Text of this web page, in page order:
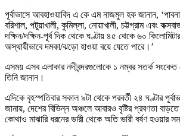
পূর্বাভাসে আবহাওয়াবিদ এ কে এম নাজমুল হক জানান,
বরিশাল, পটুয়াখালী, কুমিল্লা, নোয়াখালী, চট্টগ্রাম এবং
দক্ষিন/দক্ষিন-পূর্ব দিক থেকে ঘণ্টায় ৪৫ থেকে ৬০ কিলোমিটার
অস্থায়ীভাবে দমকা/ঝড়ো হাওয়া বয়ে যেতে পারে।’
এসময় এসব এলাকার নদীবন্দরগুলোকে ১ নম্বর সতর্ক সংকেত
তিনি জানান।
এদিকে বৃহস্পতিবার সকাল ৯টা থেকে পরবর্তী ২৪ ঘণ্টার
জানায়, দেশের বিভিন্ন অঞ্চলে আবারও বৃষ্টির প্রবণতা
কোথাও মাঝারি ধরনের ভারী থেকে অতি ভারী বর্ষণ হওয়ার